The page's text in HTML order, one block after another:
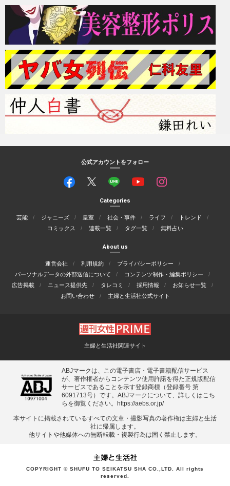
公式アカウントをフォロー
Categories
芸能 ジャニーズ 皇室 社会・事件 ライフ
トレンド
コミックス
連載一覧 タグ一覧 無料占い
About us
運営会社 利用規約
プライバシーポリシー
パーソナルデータの外部送信について
コンテンツ制作・編集ポリシー
広告掲載
ニュース提供先 タレコミ 採用情報
お知らせ一覧
お問い合わせ
主婦と生活社公式サイト
主婦と生活社関連サイト
ABJマークは、この電子書店・電子書籍配信サービス
が、著作権者からコンテンツ使用許諾を得た正規版配信
サービスであることを示す登録商標（登録番号 第
6091713号）です。ABJマークについて、詳しくはこち
らを御覧ください。
https://aebs.or.jp/
本サイトに掲載されているすべての⽂章・撮影写真の著作権は主婦と⽣活
社に帰属します。
他サイトや他媒体への無断転載・複製⾏為は固く禁⽌します。
COPYRIGHT © SHUFU TO SEIKATSU SHA CO.,LTD. All rights
reserved.